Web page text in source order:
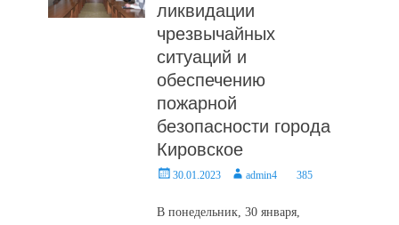
ликвидации
чрезвычайных
ситуаций и
обеспечению
пожарной
безопасности города
Кировское
Posted30.01.2023 Authoradmin4 385
В понедельник, 30 января,